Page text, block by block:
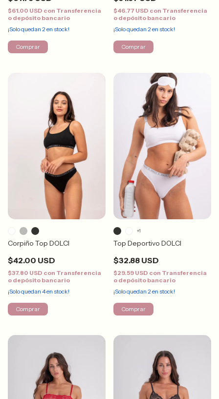
$61.00 USD con Transferencia
o depósito bancario
¡Solo quedan 2en stock!
Comprar
$46.77 USD con Transferencia
o depósito bancario
¡Solo quedan 2en stock!
Comprar
Corpiño Top DOLCI
$42.00 USD
$37.80 USD con Transferencia
o depósito bancario
¡Solo quedan 4en stock!
Comprar
Top Deportivo DOLCI
$32.88 USD
$29.59 USD con Transferencia
o depósito bancario
¡Solo quedan 2en stock!
+1
Comprar